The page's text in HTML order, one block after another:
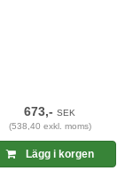
673,-SEK
(538,40 exkl. moms)
Lägg i korgen